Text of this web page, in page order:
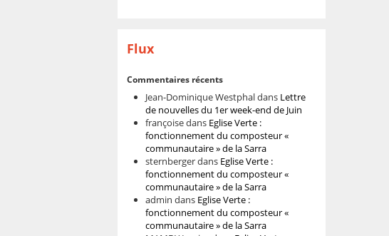
Flux
Commentaires récents
Jean-Dominique Westphaldans Lettre
de nouvelles du 1er week-end de Juin
françoisedans Eglise Verte :
fonctionnement du composteur «
communautaire » de la Sarra
sternbergerdans Eglise Verte :
fonctionnement du composteur «
communautaire » de la Sarra
admin dans Eglise Verte :
fonctionnement du composteur «
communautaire » de la Sarra